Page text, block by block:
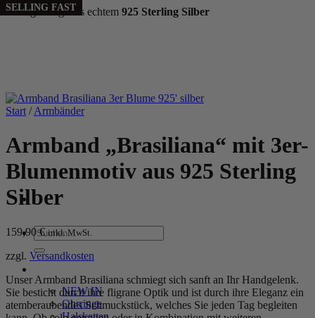
Handgefertigt aus echtem 925 Sterling Silber
Suchen
nach:
NEW IN
Ohrringe
Start / Armbänder
Armband „Brasiliana“ mit 3er-
Blumenmotiv aus 925 Sterling
Silber
159,90€ inkl. MwSt.
zzgl. Versandkosten
Unser Armband Brasiliana schmiegt sich sanft an Ihr Handgelenk.
Sie besticht durch ihre fligrane Optik und ist durch ihre Eleganz ein
atemberaubendes Schmuckstück, welches Sie jeden Tag begleiten
SELLING FAST